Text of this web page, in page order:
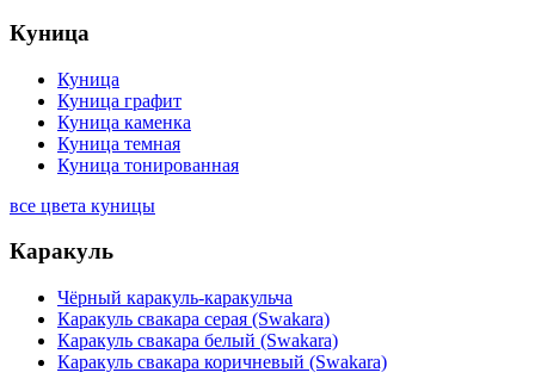
Куница
Куница
Куница графит
Куница каменка
Куница темная
Куница тонированная
все цвета куницы
Каракуль
Чёрный каракуль-каракульча
Каракуль свакара серая (Swakara)
Каракуль свакара белый (Swakara)
Каракуль свакара коричневый (Swakara)